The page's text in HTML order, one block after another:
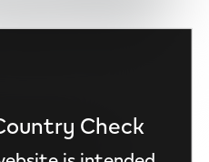
Check
giriş yap
et